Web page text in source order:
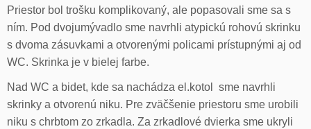
Priestor bol trošku komplikovaný, ale popasovali sme sa s
ním. Pod dvojumývadlo sme navrhli atypickú rohovú skrinku
s dvoma zásuvkami a otvorenými policami prístupnými aj od
WC. Skrinka je v bielej farbe.
Nad WC a bidet, kde sa nachádza el.kotol sme navrhli
skrinky a otvorenú niku. Pre zväčšenie priestoru sme urobili
niku s chrbtom zo zrkadla. Za zrkadlové dvierka sme ukryli